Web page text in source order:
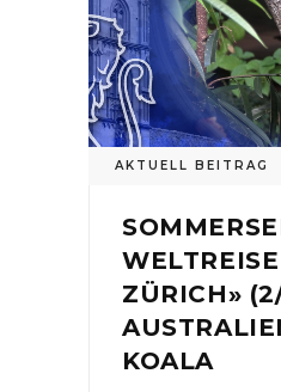
AKTUELL BEITRAG
ZÜRICH»
KOALA